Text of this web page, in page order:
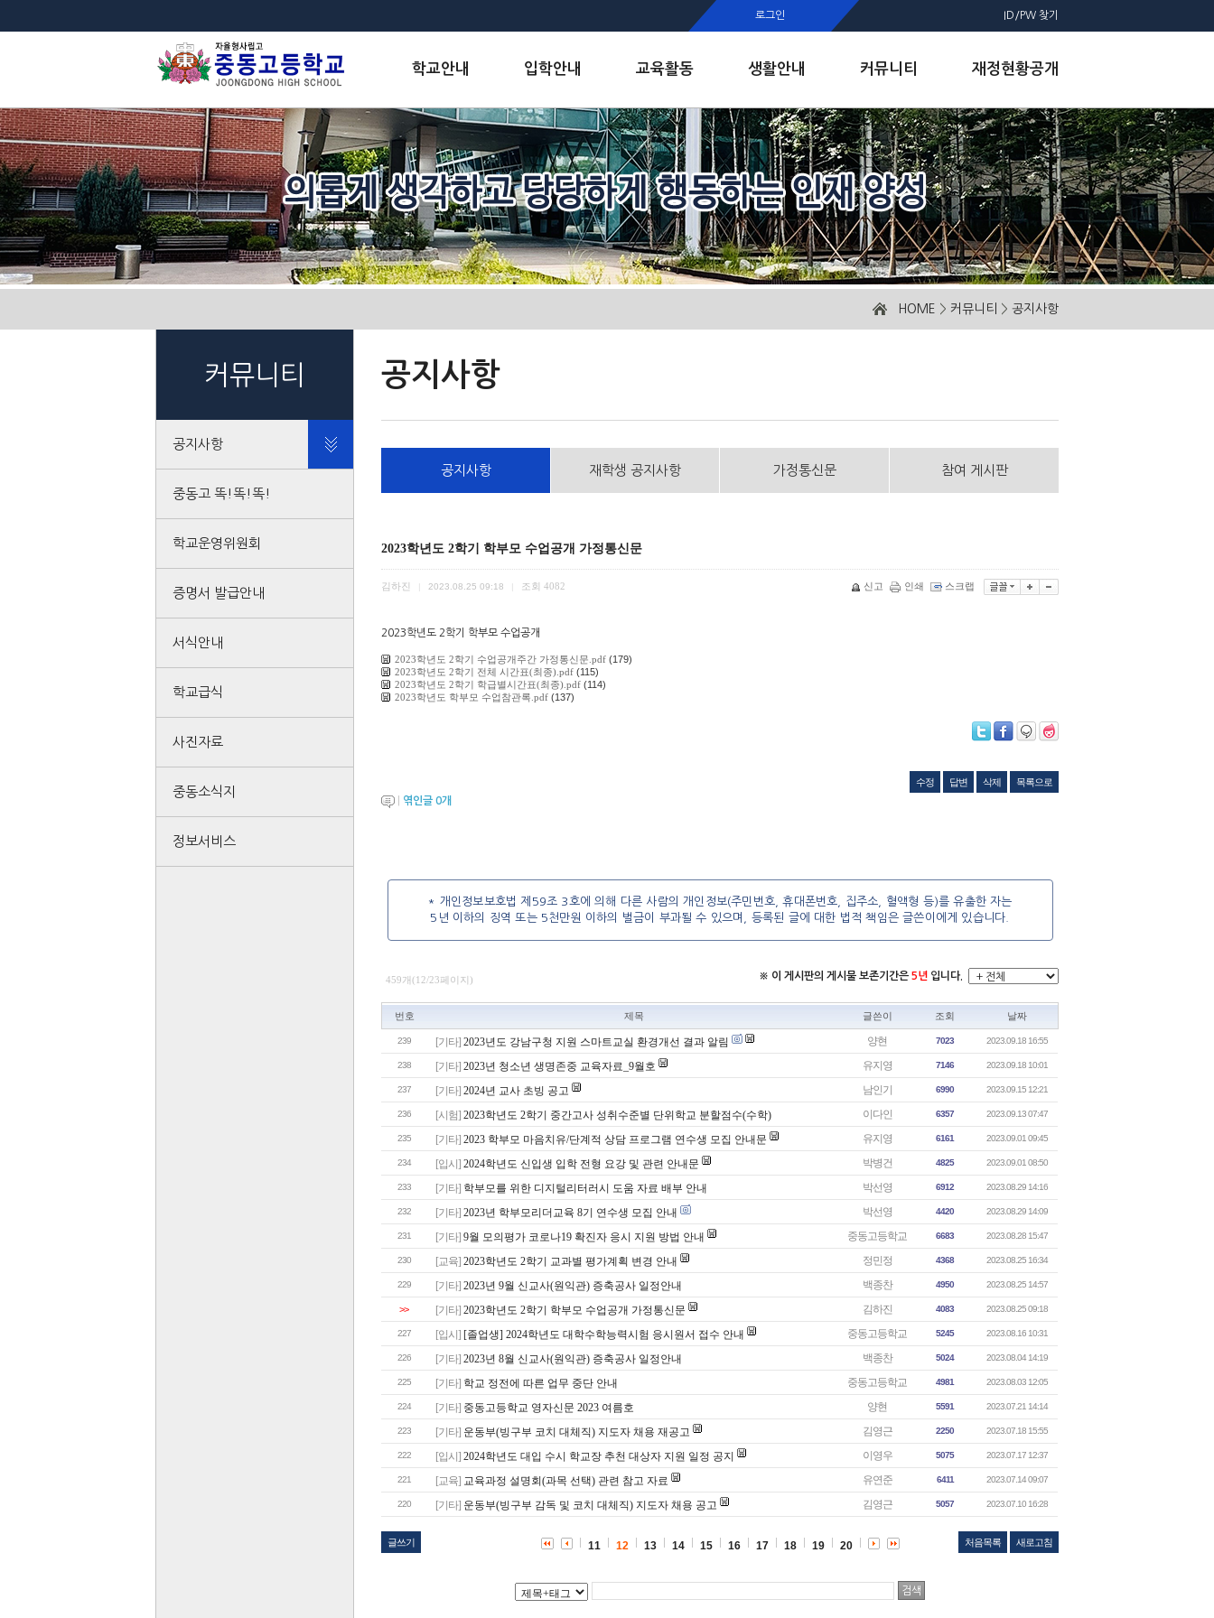
로그인 ID/PW 찾기
학교안내 입학안내 교육활동 생활안내 커뮤니티 재정현황공개
HOME > 커뮤니티 > 공지사항
커뮤니티
공지사항
중동고 똑!똑!똑!
학교운영위원회
증명서 발급안내
서식안내
학교급식
사진자료
중동소식지
정보서비스
공지사항
공지사항 재학생 공지사항 가정통신문 참여 게시판
2023학년도 2학기 학부모 수업공개 가정통신문
김하진 2023.08.25 09:18 조회 4082 신고 인쇄 스크랩
2023학년도 2학기 학부모 수업공개
2023학년도 2학기 수업공개주간 가정통신문.pdf (179)
2023학년도 2학기 전체 시간표(최종).pdf (115)
2023학년도 2학기 학급별시간표(최종).pdf (114)
2023학년도 학부모 수업참관록.pdf (137)
수정 답변 삭제
목록으로
엮인글 0개
* 개인정보보호법 제59조 3호에 의해 다른 사람의 개인정보(주민번호, 휴대폰번호, 집주소, 혈액형 등)를 유출한 자는
5년 이하의 징역 또는 5천만원 이하의 벌금이 부과될 수 있으며, 등록된 글에 대한 법적 책임은 글쓴이에게 있습니다.
459개(12/23페이지) ※ 이 게시판의 게시물 보존기간은 5년 입니다.
번호 제목 글쓴이 조회 날짜
239 [기타] 2023년도 강남구청 지원 스마트교실 환경개선 결과 알림 양현 7023 2023.09.18 16:55
238 [기타] 2023년 청소년 생명존중 교육자료_9월호 유지영 7146 2023.09.18 10:01
237 [기타] 2024년 교사 초빙 공고 남인기 6990 2023.09.15 12:21
236 [시험] 2023학년도 2학기 중간고사 성취수준별 단위학교 분할점수(수학) 이다인 6357 2023.09.13 07:47
235 [기타] 2023 학부모 마음치유/단계적 상담 프로그램 연수생 모집 안내문 유지영 6161 2023.09.01 09:45
234 [입시] 2024학년도 신입생 입학 전형 요강 및 관련 안내문 박병건 4825 2023.09.01 08:50
233 [기타] 학부모를 위한 디지털리터러시 도움 자료 배부 안내 박선영 6912 2023.08.29 14:16
232 [기타] 2023년 학부모리더교육 8기 연수생 모집 안내 박선영 4420 2023.08.29 14:09
231 [기타] 9월 모의평가 코로나19 확진자 응시 지원 방법 안내 중동고등학교 6683 2023.08.28 15:47
230 [교육] 2023학년도 2학기 교과별 평가계획 변경 안내 정민정 4368 2023.08.25 16:34
229 [기타] 2023년 9월 신교사(원익관) 증축공사 일정안내 백종찬 4950 2023.08.25 14:57
>> [기타] 2023학년도 2학기 학부모 수업공개 가정통신문 김하진 4083 2023.08.25 09:18
227 [입시] [졸업생] 2024학년도 대학수학능력시험 응시원서 접수 안내 중동고등학교 5245 2023.08.16 10:31
226 [기타] 2023년 8월 신교사(원익관) 증축공사 일정안내 백종찬 5024 2023.08.04 14:19
225 [기타] 학교 정전에 따른 업무 중단 안내 중동고등학교 4981 2023.08.03 12:05
224 [기타] 중동고등학교 영자신문 2023 여름호 양현 5591 2023.07.21 14:14
223 [기타] 운동부(빙구부 코치 대체직) 지도자 채용 재공고 김영근 2250 2023.07.18 15:55
222 [입시] 2024학년도 대입 수시 학교장 추천 대상자 지원 일정 공지 이영우 5075 2023.07.17 12:37
221 [교육] 교육과정 설명회(과목 선택) 관련 참고 자료 유연준 6411 2023.07.14 09:07
220 [기타] 운동부(빙구부 감독 및 코치 대체직) 지도자 채용 공고 김영근 5057 2023.07.10 16:28
글쓰기 처음목록 새로고침
11 12 13 14 15 16 17 18 19 20